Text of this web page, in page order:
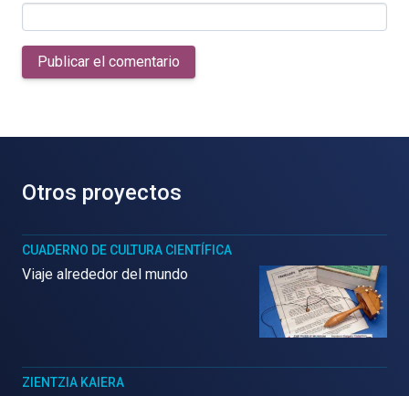
Publicar el comentario
Otros proyectos
CUADERNO DE CULTURA CIENTÍFICA
Viaje alrededor del mundo
ZIENTZIA KAIERA